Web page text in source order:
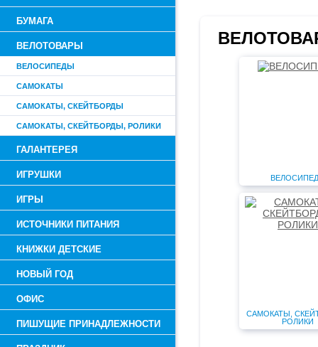
БУМАГА
ВЕЛОТОВАРЫ
ВЕЛОСИПЕДЫ
САМОКАТЫ
САМОКАТЫ, СКЕЙТБОРДЫ
САМОКАТЫ, СКЕЙТБОРДЫ, РОЛИКИ
ГАЛАНТЕРЕЯ
ИГРУШКИ
ИГРЫ
ИСТОЧНИКИ ПИТАНИЯ
КНИЖКИ ДЕТСКИЕ
НОВЫЙ ГОД
ОФИС
ПИШУЩИЕ ПРИНАДЛЕЖНОСТИ
САМОКАТЫ,
РОЛИКИ